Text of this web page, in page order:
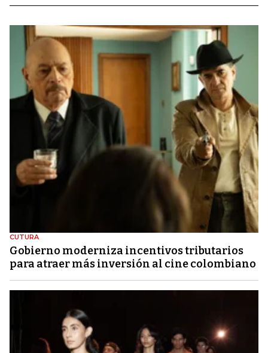
CUTURA
Gobierno moderniza incentivos tributarios
para atraer más inversión al cine colombiano